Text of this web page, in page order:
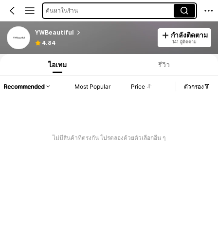
ค้นหาในร้าน
YWBeautiful
4.84
กำลังติดตาม
141 ผู้ติดตาม
ไอเทม รีวิว
Recommended Most Popular Price ตัวกรอง
ไม่มีสินค้าที่ตรงกัน โปรดลองด้วยตัวเลือกอื่น ๆ